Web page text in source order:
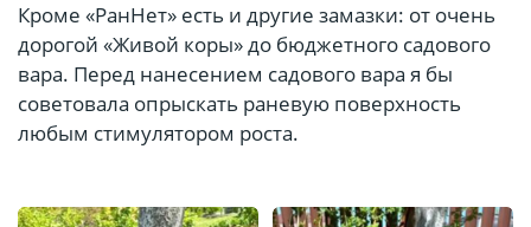
Кроме «РанНет» есть и другие замазки: от очень
дорогой «Живой коры» до бюджетного садового
вара. Перед нанесением садового вара я бы
советовала опрыскать раневую поверхность
любым стимулятором роста.